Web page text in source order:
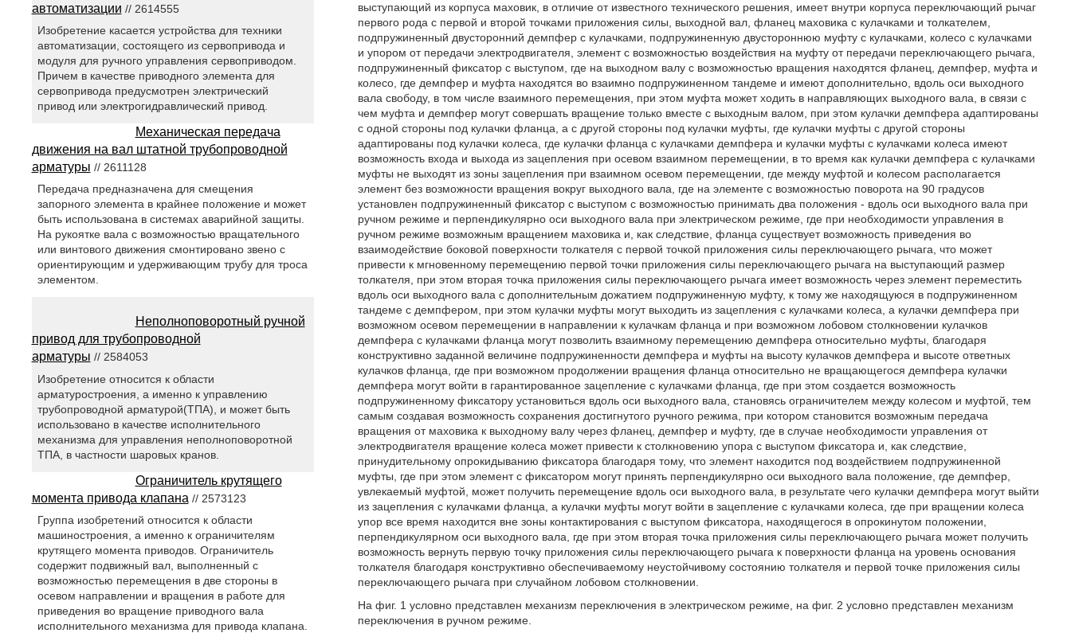
выступающий из корпуса маховик, в отличие от известного технического решения, имеет внутри корпуса переключающий рычаг
первого рода с первой и второй точками приложения силы, выходной вал, фланец маховика с кулачками и толкателем,
подпружиненный двусторонний демпфер с кулачками, подпружиненную двустороннюю муфту с кулачками, колесо с кулачками
и упором от передачи электродвигателя, элемент с возможностью воздействия на муфту от передачи переключающего рычага,
подпружиненный фиксатор с выступом, где на выходном валу с возможностью вращения находятся фланец, демпфер, муфта и
колесо, где демпфер и муфта находятся во взаимно подпружиненном тандеме и имеют дополнительно, вдоль оси выходного
вала свободу, в том числе взаимного перемещения, при этом муфта может ходить в направляющих выходного вала, в связи с
чем муфта и демпфер могут совершать вращение только вместе с выходным валом, при этом кулачки демпфера адаптированы
с одной стороны под кулачки фланца, а с другой стороны под кулачки муфты, где кулачки муфты с другой стороны
адаптированы под кулачки колеса, где кулачки фланца с кулачками демпфера и кулачки муфты с кулачками колеса имеют
возможность входа и выхода из зацепления при осевом взаимном перемещении, в то время как кулачки демпфера с кулачками
муфты не выходят из зоны зацепления при взаимном осевом перемещении, где между муфтой и колесом располагается
элемент без возможности вращения вокруг выходного вала, где на элементе с возможностью поворота на 90 градусов
установлен подпружиненный фиксатор с выступом с возможностью принимать два положения - вдоль оси выходного вала при
ручном режиме и перпендикулярно оси выходного вала при электрическом режиме, где при необходимости управления в
ручном режиме возможным вращением маховика и, как следствие, фланца существует возможность приведения во
взаимодействие боковой поверхности толкателя с первой точкой приложения силы переключающего рычага, что может
привести к мгновенному перемещению первой точки приложения силы переключающего рычага на выступающий размер
толкателя, при этом вторая точка приложения силы переключающего рычага имеет возможность через элемент переместить
вдоль оси выходного вала с дополнительным дожатием подпружиненную муфту, к тому же находящуюся в подпружиненном
тандеме с демпфером, при этом кулачки муфты могут выходить из зацепления с кулачками колеса, а кулачки демпфера при
возможном осевом перемещении в направлении к кулачкам фланца и при возможном лобовом столкновении кулачков
демпфера с кулачками фланца могут позволить взаимному перемещению демпфера относительно муфты, благодаря
конструктивно заданной величине подпружиненности демпфера и муфты на высоту кулачков демпфера и высоте ответных
кулачков фланца, где при возможном продолжении вращения фланца относительно не вращающегося демпфера кулачки
демпфера могут войти в гарантированное зацепление с кулачками фланца, где при этом создается возможность
подпружиненному фиксатору установиться вдоль оси выходного вала, становясь ограничителем между колесом и муфтой, тем
самым создавая возможность сохранения достигнутого ручного режима, при котором становится возможным передача
вращения от маховика к выходному валу через фланец, демпфер и муфту, где в случае необходимости управления от
электродвигателя вращение колеса может привести к столкновению упора с выступом фиксатора и, как следствие,
принудительному опрокидыванию фиксатора благодаря тому, что элемент находится под воздействием подпружиненной
муфты, где при этом элемент с фиксатором могут принять перпендикулярно оси выходного вала положение, где демпфер,
увлекаемый муфтой, может получить перемещение вдоль оси выходного вала, в результате чего кулачки демпфера могут выйти
из зацепления с кулачками фланца, а кулачки муфты могут войти в зацепление с кулачками колеса, где при вращении колеса
упор все время находится вне зоны контактирования с выступом фиксатора, находящегося в опрокинутом положении,
перпендикулярном оси выходного вала, где при этом вторая точка приложения силы переключающего рычага может получить
возможность вернуть первую точку приложения силы переключающего рычага к поверхности фланца на уровень основания
толкателя благодаря конструктивно обеспечиваемому неустойчивому состоянию толкателя и первой точке приложения силы
переключающего рычага при случайном лобовом столкновении.
На фиг. 1 условно представлен механизм переключения в электрическом режиме, на фиг. 2 условно представлен механизм
переключения в ручном режиме.
автоматизации // 2614555
Изобретение касается устройства для техники
автоматизации, состоящего из сервопривода и
модуля для ручного управления сервоприводом.
Причем в качестве приводного элемента для
сервопривода предусмотрен электрический
привод или электрогидравлический привод.
Механическая передача
движения на вал штатной трубопроводной
арматуры // 2611128
Передача предназначена для смещения
запорного элемента в крайнее положение и может
быть использована в системах аварийной защиты.
На рукоятке вала с возможностью вращательного
или винтового движения смонтировано звено с
ориентирующим и удерживающим трубу для троса
элементом.
Неполноповоротный ручной
привод для трубопроводной
арматуры // 2584053
Изобретение относится к области
арматуростроения, а именно к управлению
трубопроводной арматурой(ТПА), и может быть
использовано в качестве исполнительного
механизма для управления неполноповоротной
ТПА, в частности шаровых кранов.
Ограничитель крутящего
момента привода клапана // 2573123
Группа изобретений относится к области
машиностроения, а именно к ограничителям
крутящего момента приводов. Ограничитель
содержит подвижный вал, выполненный с
возможностью перемещения в две стороны в
осевом направлении и вращения в работе для
приведения во вращение приводного вала
исполнительного механизма для привода клапана.